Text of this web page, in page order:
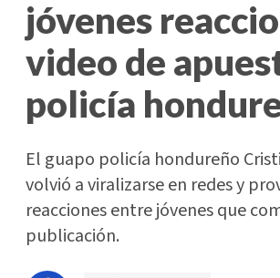
jóvenes
video de
policía
El guapo policía hondureño
volvió a viralizarse en redes y
reacciones entre jóvenes que
publicación.